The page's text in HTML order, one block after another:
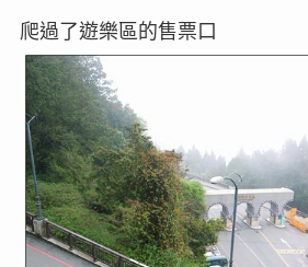
爬過了遊樂區的售票口